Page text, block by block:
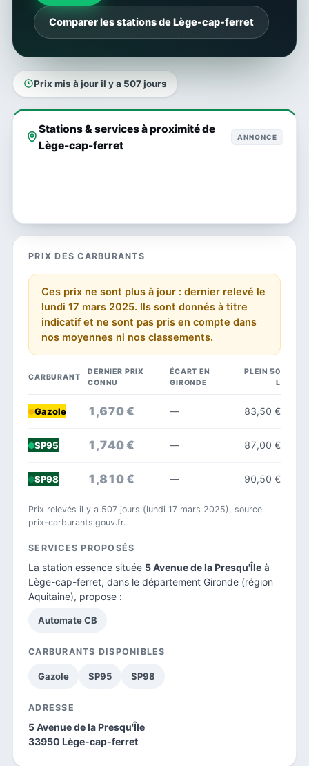
Comparer les stations de Lège-cap-ferret
Prix mis à jour il y a 507 jours
Stations & services à proximité de
Lège-cap-ferret
ANNONCE
PRIX DES CARBURANTS
Ces prix ne sont plus à jour : dernier relevé le
lundi 17 mars 2025. Ils sont donnés à titre
indicatif et ne sont pas pris en compte dans
nos moyennes ni nos classements.
CARBURANT
DERNIER PRIX
CONNU
ÉCART EN
GIRONDE
PLEIN 50
L
Gazole 1,670 € — 83,50 €
SP95 1,740 € — 87,00 €
SP98 1,810 € — 90,50 €
Prix relevés il y a 507 jours (lundi 17 mars 2025), source
prix-carburants.gouv.fr.
SERVICES PROPOSÉS
La station essence située 5 Avenue de la Presqu'Île à
Lège-cap-ferret, dans le département Gironde (région
Aquitaine), propose :
Automate CB
CARBURANTS DISPONIBLES
Gazole SP95 SP98
ADRESSE
5 Avenue de la Presqu'Île
33950 Lège-cap-ferret